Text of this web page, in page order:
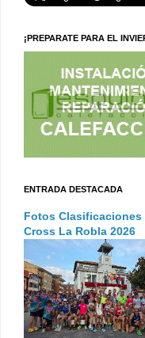
¡PREPARATE PARA EL
ENTRADA DESTACADA
Fotos Clasificaciones
Cross La Robla 2026